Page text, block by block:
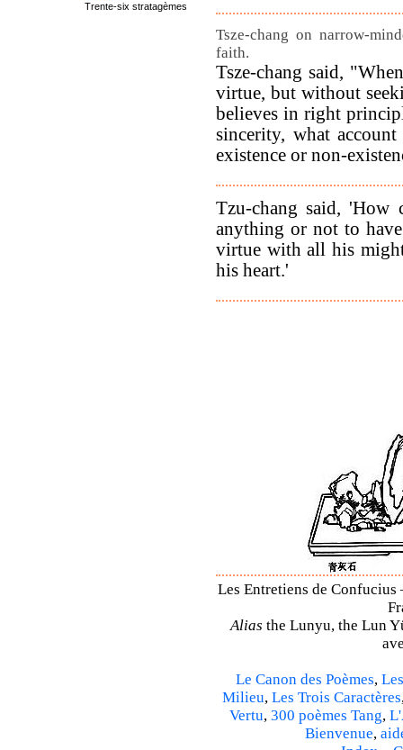
Tsze-chang on narrow-
faith.
Tsze-chang said,
virtue, but without
believes in right
sincerity, what
existence or non-
Tzu-chang said, 'How
anything or not to
virtue with all his
his heart.'
Les Entretiens de
Alias the Lunyu, the Lun
Le Canon des Poèmes,
Milieu, Les Trois Caractères
Vertu, 300 poèmes Tang,
Bienvenue,
Trente-six stratagèmes